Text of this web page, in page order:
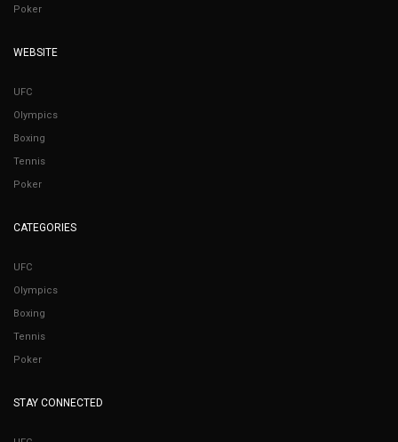
Poker
WEBSITE
UFC
Olympics
Boxing
Tennis
Poker
CATEGORIES
UFC
Olympics
Boxing
Tennis
Poker
STAY CONNECTED